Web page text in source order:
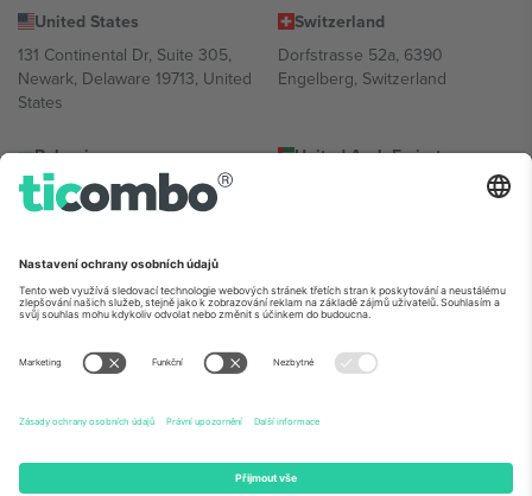
United States
131 Continental Dr, Suite 305,
Newark, Delaware 19713, United
States
Switzerland
Dorfstrasse 52a, 6390
Engelberg, Switzerland
Bulgaria
Regus Sofia City West, bul
Totleben 53-55, 1606 Sofia,
United Arab Emirates
UAE Dubai Silicon Oasis, DDP
Mexico
Av Chapultepec 360, Roma
Norte, Cuauhtémoc, 06700
Ciudad de México, CDMX,
lokalitě, události a/nebo doméně. Podrobnosti najdete na konkrétní
stránce události,
Právní informaceaPodmínky.